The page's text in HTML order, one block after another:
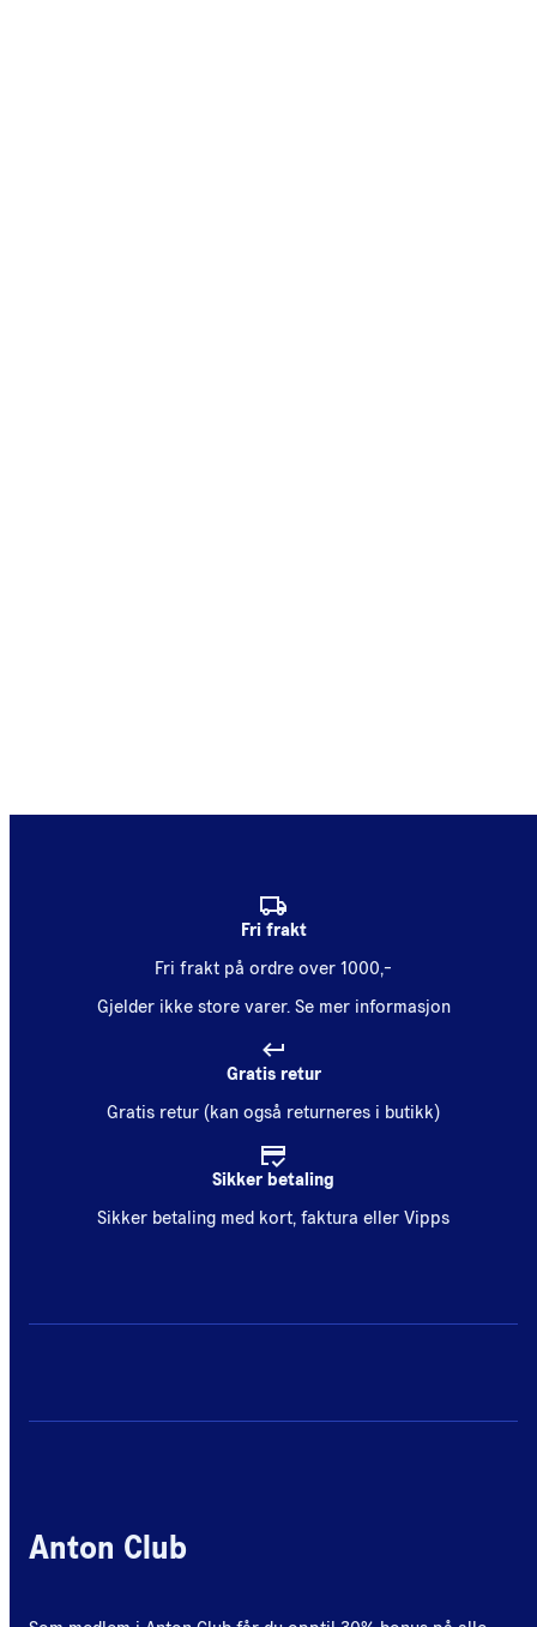
Fri frakt
Fri frakt på ordre over 1000,-
Gjelder ikke store varer. Se mer informasjon
Gratis retur
Gratis retur (kan også returneres i butikk)
Sikker betaling
Sikker betaling med kort, faktura eller Vipps
Anton Club